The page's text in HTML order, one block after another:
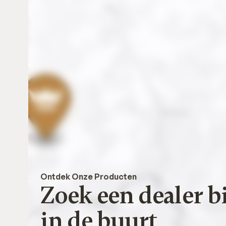
Ontdek Onze Producten
Zoek een dealer